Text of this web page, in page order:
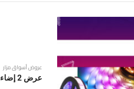
عروض أسواق مزار
عرض 2 إضاءة 5 متر الأكثر مبيعًا